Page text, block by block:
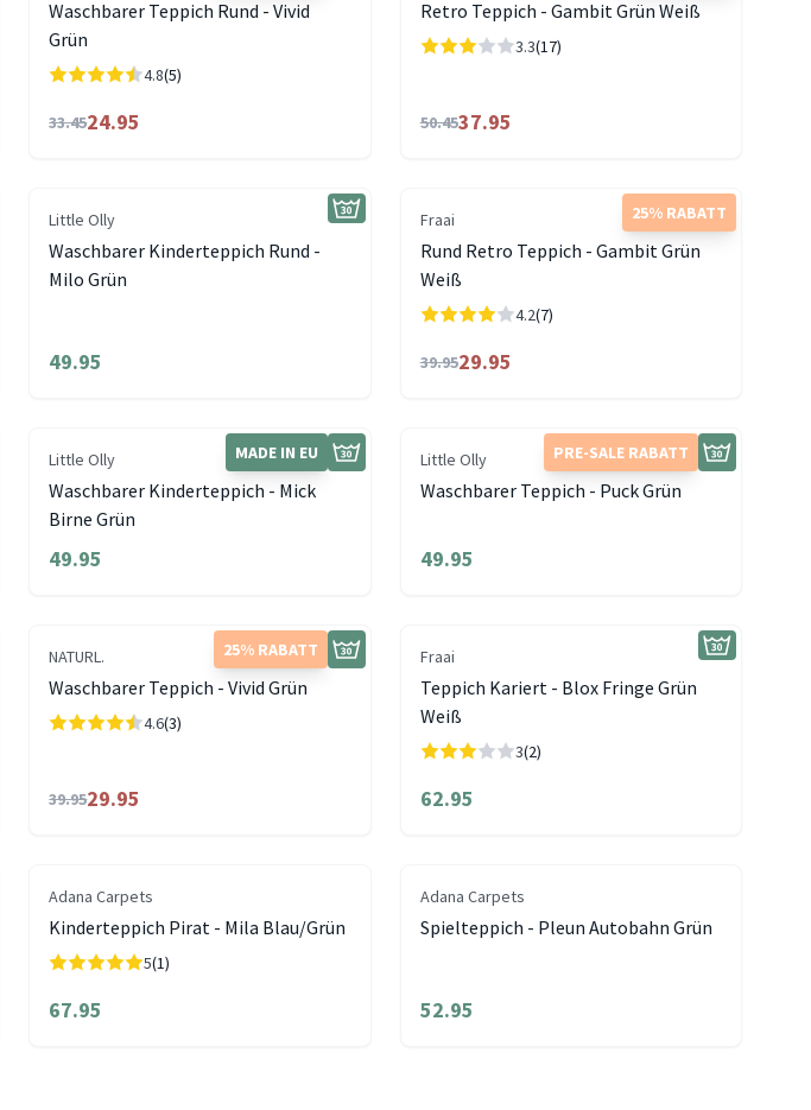
Waschbarer Teppich Rund - Vivid
Grün
4.8(5)
33.4524.95
Retro Teppich - Gambit Grün Weiß
3.3(17)
50.4537.95
Little Olly
Waschbarer Kinderteppich Rund -
Milo Grün
49.95
25% RABATT
Fraai
Rund Retro Teppich - Gambit Grün
Weiß
4.2(7)
39.9529.95
MADE IN EU
Little Olly
Waschbarer Kinderteppich - Mick
Birne Grün
49.95
PRE-SALE RABATT
Little Olly
Waschbarer Teppich - Puck Grün
49.95
25% RABATT
NATURL.
Waschbarer Teppich - Vivid Grün
4.6(3)
39.9529.95
Fraai
Teppich Kariert - Blox Fringe Grün
Weiß
3(2)
62.95
Adana Carpets
Kinderteppich Pirat - Mila Blau/Grün
5(1)
67.95
Adana Carpets
Spielteppich - Pleun Autobahn Grün
52.95